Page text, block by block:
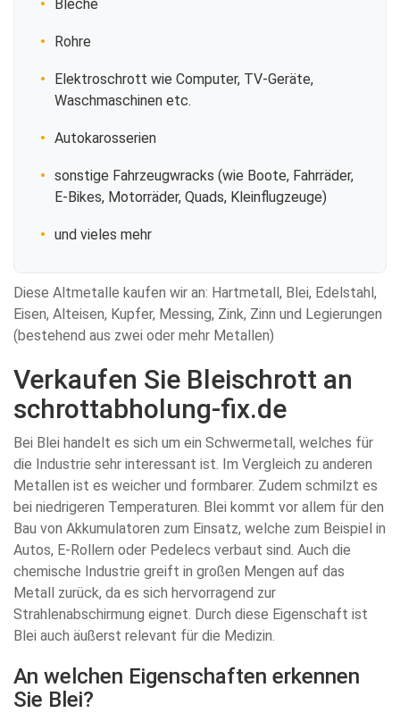
Bleche
Rohre
Elektroschrott wie Computer, TV-Geräte,
Waschmaschinen etc.
Autokarosserien
sonstige Fahrzeugwracks (wie Boote, Fahrräder,
E-Bikes, Motorräder, Quads, Kleinflugzeuge)
und vieles mehr
Diese Altmetalle kaufen wir an: Hartmetall, Blei, Edelstahl,
Eisen, Alteisen, Kupfer, Messing, Zink, Zinn und Legierungen
(bestehend aus zwei oder mehr Metallen)
Verkaufen Sie Bleischrott an
schrottabholung-fix.de
Bei Blei handelt es sich um ein Schwermetall, welches für
die Industrie sehr interessant ist. Im Vergleich zu anderen
Metallen ist es weicher und formbarer. Zudem schmilzt es
bei niedrigeren Temperaturen. Blei kommt vor allem für den
Bau von Akkumulatoren zum Einsatz, welche zum Beispiel in
Autos, E-Rollern oder Pedelecs verbaut sind. Auch die
chemische Industrie greift in großen Mengen auf das
Metall zurück, da es sich hervorragend zur
Strahlenabschirmung eignet. Durch diese Eigenschaft ist
Blei auch äußerst relevant für die Medizin.
An welchen Eigenschaften erkennen
Sie Blei?